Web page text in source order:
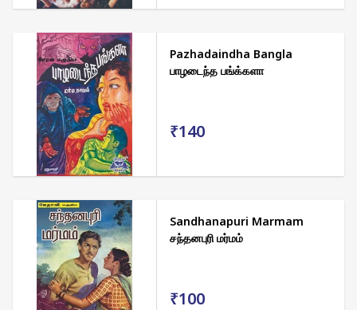
Pazhadaindha Bangla
பாழடைந்த பங்க்களா
₹140
Sandhanapuri Marmam
சந்தனபுரி மர்மம்
₹100